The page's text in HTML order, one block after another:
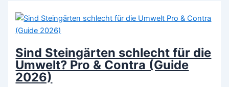
welche
gibt
es?
(Guide
2026)
Sind Steingärten schlecht für die
Umwelt? Pro & Contra (Guide
2026)